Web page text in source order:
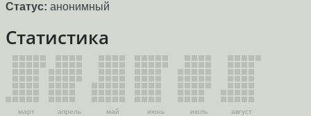
Статус: анонимный
Статистика
март апрель май июнь июль август